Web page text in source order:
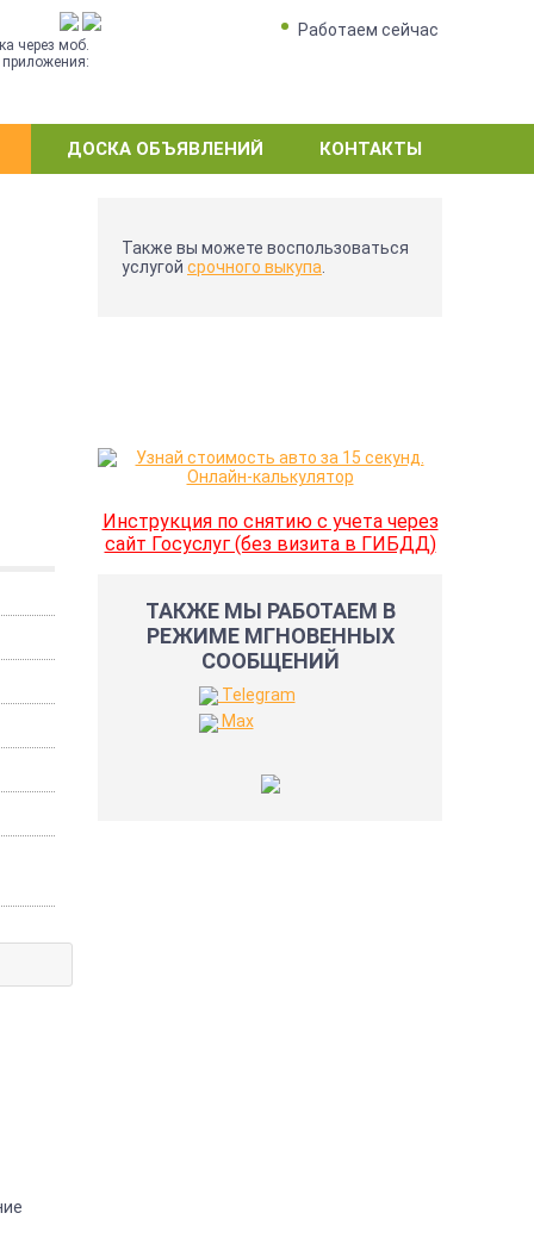
через моб.
приложения:
Работаем сейчас
ДОСКА ОБЪЯВЛЕНИЙ КОНТАКТЫ
Также вы можете воспользоваться
услугой срочного выкупа
Инструкция по снятию с учета через
сайт Госуслуг (без визита в ГИБДД)
ТАКЖЕ МЫ РАБОТАЕМ В
РЕЖИМЕ МГНОВЕННЫХ
СООБЩЕНИЙ
Telegram
Max